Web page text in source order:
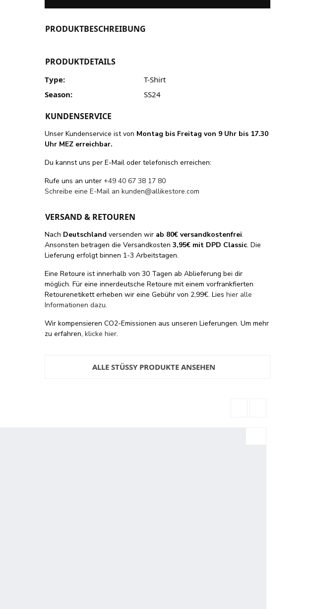
PRODUKTBESCHREIBUNG
PRODUKTDETAILS
Type:
T-Shirt
Season:
SS24
KUNDENSERVICE
Unser Kundenservice ist von Montag bis Freitag von 9 Uhr bis 17.30
Uhr MEZ erreichbar.
Du kannst uns per E-Mail oder telefonisch erreichen:
Rufe uns an unter+49 40 67 38 17 80
Schreibe eine E-Mail ankunden@allikestore.com
VERSAND & RETOUREN
Nach Deutschland versenden wir ab 80€ versandkostenfrei.
Ansonsten betragen die Versandkosten3,95€ mit DPD Classic. Die
Lieferung erfolgt binnen 1-3 Arbeitstagen.
Eine Retoure ist innerhalb von 30 Tagen ab Ablieferung bei dir
möglich. Für eine innerdeutsche Retoure mit einem vorfrankfierten
Retourenetikett erheben wir eine Gebühr von 2,99€. Lieshier alle
Informationen dazu.
Wir kompensieren CO2-Emissionen aus unseren Lieferungen. Um mehr
zu erfahren,klicke hier.
ALLE STÜSSY PRODUKTE ANSEHEN